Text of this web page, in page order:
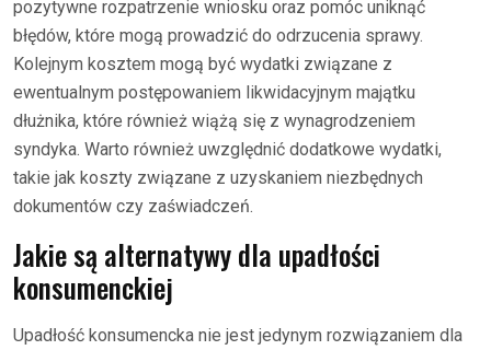
pozytywne rozpatrzenie wniosku oraz pomóc uniknąć
błędów, które mogą prowadzić do odrzucenia sprawy.
Kolejnym kosztem mogą być wydatki związane z
ewentualnym postępowaniem likwidacyjnym majątku
dłużnika, które również wiążą się z wynagrodzeniem
syndyka. Warto również uwzględnić dodatkowe wydatki,
takie jak koszty związane z uzyskaniem niezbędnych
dokumentów czy zaświadczeń.
Jakie są alternatywy dla upadłości
konsumenckiej
Upadłość konsumencka nie jest jedynym rozwiązaniem dla